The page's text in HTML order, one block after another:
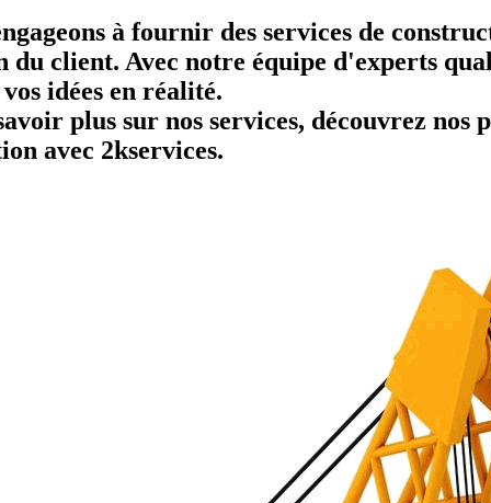
à fournir des services de
client. Avec notre équipe d'experts
idées en réalité.
plus sur nos services, découvrez
avec 2kservices.